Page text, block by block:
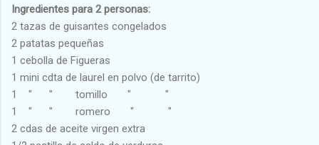
Ingredientes para 2 personas:
2 tazas de guisantes congelados
2 patatas pequeñas
1 cebolla de Figueras
1 mini cdta de laurel en polvo (de tarrito)
1 " " tomillo " "
1 " " romero " "
2 cdas de aceite virgen extra